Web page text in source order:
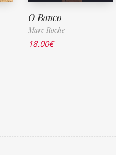
O Banco
Marc Roche
18.00€